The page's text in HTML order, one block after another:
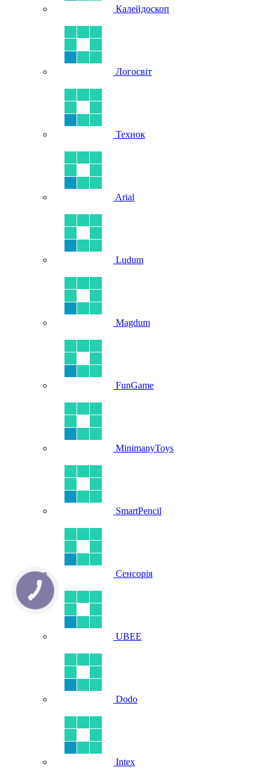
Калейдоскоп
Логосвіт
Технок
Arial
Ludum
Magdum
FunGame
MinimanyToys
SmartPencil
Сенсорія
UBEE
Dodo
Intex